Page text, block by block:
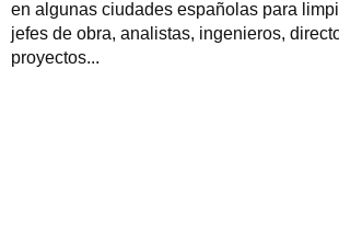
en algunas ciudades españolas para
jefes de obra, analistas, ingenieros,
proyectos...